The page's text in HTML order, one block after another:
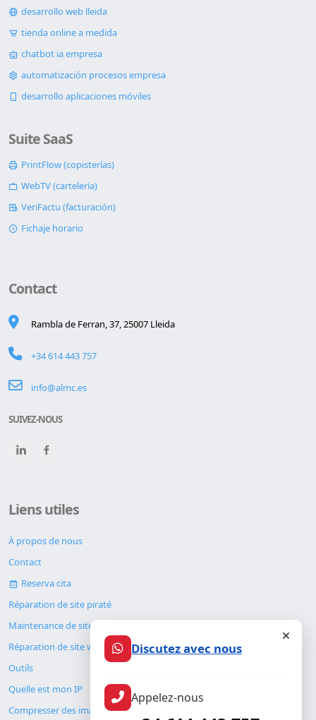
desarrollo web lleida
tienda online a medida
chatbot ia empresa
automatización procesos empresa
desarrollo aplicaciones móviles
Suite SaaS
PrintFlow (copisterías)
WebTV (cartelería)
VeriFactu (facturación)
Fichaje horario
Contact
Rambla de Ferran, 37, 25007 Lleida
+34 614 443 757
info@almc.es
SUIVEZ-NOUS
Liens utiles
À propos de nous
Contact
Reserva cita
Réparation de site piraté
Maintenance de site web
Réparation de site web
Outils
Quelle est mon IP
Compresser des images
Discutez avec nous
Appelez-nous